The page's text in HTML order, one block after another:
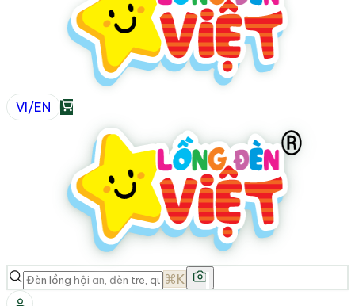
VI/EN
⌘K